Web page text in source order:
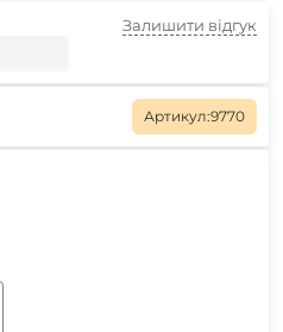
Залишити відгук
Артикул:9770